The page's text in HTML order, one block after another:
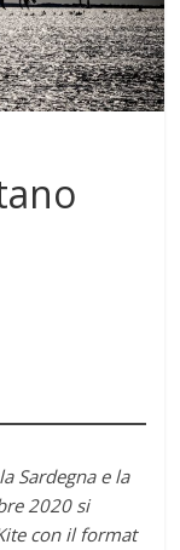
Sardegna e la
2020 si
con il format